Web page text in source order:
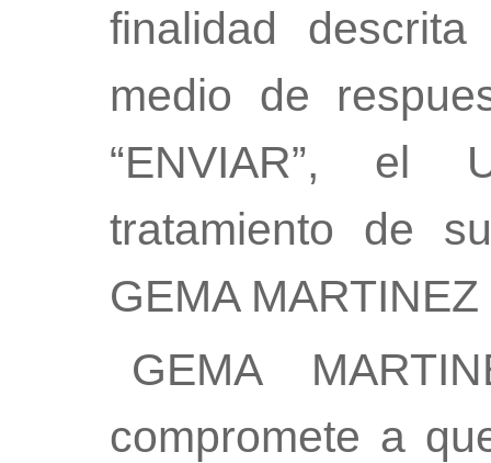
finalidad
medio de
“ENVIAR”, el
tratamiento de
GEMA
GEMA
compromete a